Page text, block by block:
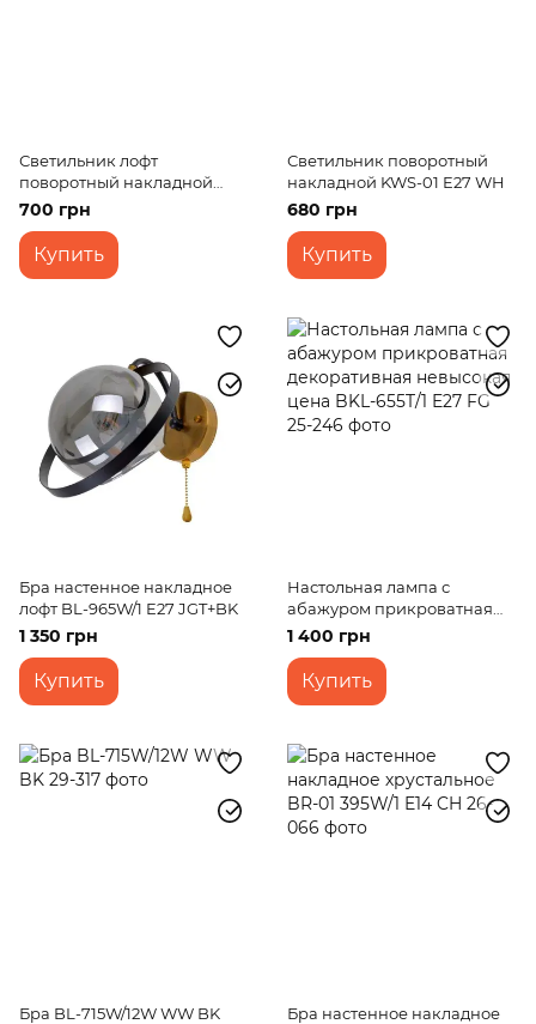
Светильник лофт
поворотный накладной
KWS-01 E27 BK
700 грн
Купить
Светильник поворотный
накладной KWS-01 E27 WH
680 грн
Купить
Бра настенное накладное
лофт BL-965W/1 E27 JGT+BK
1 350 грн
Купить
Настольная лампа с
абажуром прикроватная
декоративная невысокая
цена BKL-655T/1 E27 FG
1 400 грн
Купить
Бра BL-715W/12W WW BK
Бра настенное накладное